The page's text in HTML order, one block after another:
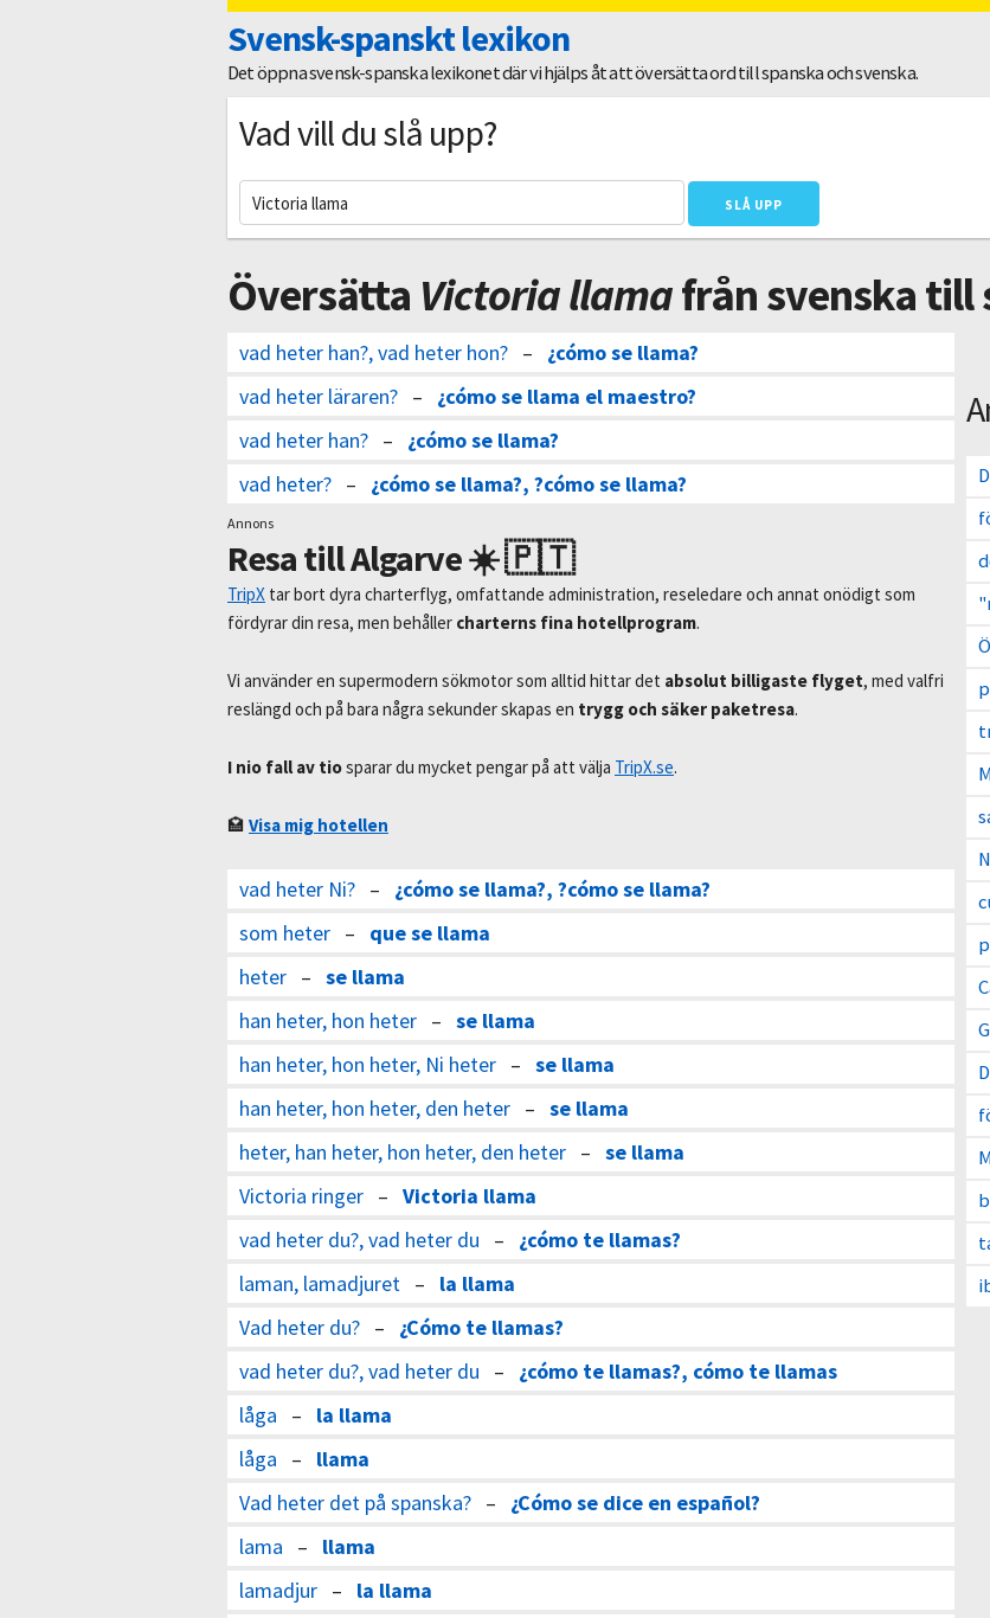
Svensk-spanskt lexikon
Det öppna svensk-spanska lexikonet där vi hjälps åt att översätta ord till spanska och svenska.
Vad vill du slå upp?
Översätta Victoria llamafrån svenska till
vad heter han?, vad heter hon? – ¿cómo se llama?
vad heter läraren? – ¿cómo se llama el maestro?
vad heter han? – ¿cómo se llama?
vad heter? – ¿cómo se llama?, ?cómo se llama?
Annons
Resa till Algarve ☀️ 🇵🇹
TripX tar bort dyra charterflyg, omfattande administration, reseledare och annat onödigt som
fördyrar din resa, men behåller charterns fina hotellprogram.
Vi använder en supermodern sökmotor som alltid hittar det absolut billigaste flyget, med valfri
reslängd och på bara några sekunder skapas en trygg och säker paketresa.
I nio fall av tiosparar du mycket pengar på att välja TripX.se.
🏩 Visa mig hotellen
vad heter Ni? – ¿cómo se llama?, ?cómo se llama?
som heter – que se llama
heter – se llama
han heter, hon heter – se llama
han heter, hon heter, Ni heter – se llama
han heter, hon heter, den heter – se llama
heter, han heter, hon heter, den heter – se llama
Victoria ringer – Victoria llama
vad heter du?, vad heter du – ¿cómo te llamas?
laman, lamadjuret – la llama
Vad heter du? – ¿Cómo te llamas?
vad heter du?, vad heter du – ¿cómo te llamas?, cómo te llamas
låga – la llama
låga – llama
Vad heter det på spanska? – ¿Cómo se dice en español?
lama – llama
lamadjur – la llama